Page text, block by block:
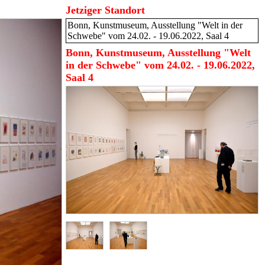
Jetziger Standort
Bonn, Kunstmuseum, Ausstellung "Welt in der
Schwebe" vom 24.02. - 19.06.2022, Saal 4
Bonn, Kunstmuseum, Ausstellung "Welt
in der Schwebe" vom 24.02. - 19.06.2022,
Saal 4